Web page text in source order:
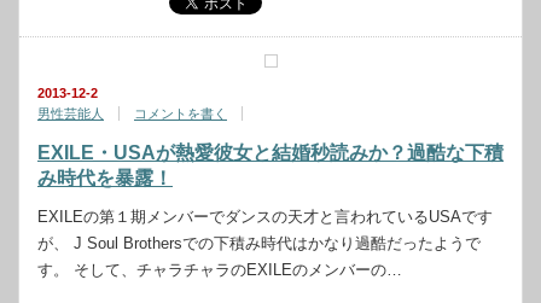
2013-12-2
男性芸能人
コメントを書く
EXILE・USAが熱愛彼女と結婚秒読みか？過酷な下積
み時代を暴露！
EXILEの第１期メンバーでダンスの天才と言われているUSAです
が、 J Soul Brothersでの下積み時代はかなり過酷だったようで
す。 そして、チャラチャラのEXILEのメンバーの…